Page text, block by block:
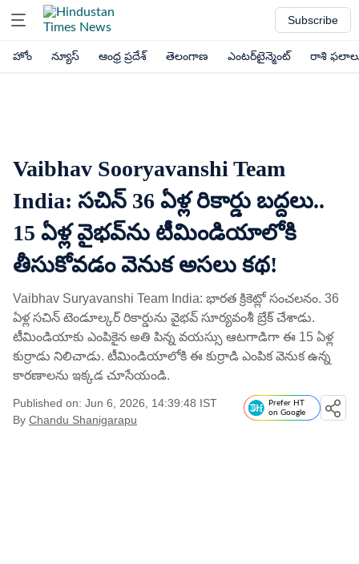
Subscribe
హోం న్యూస్ ఆంధ్ర ప్రదేశ్ తెలంగాణ ఎంటర్‌టైన్మెంట్ రాశి
Vaibhav Sooryavanshi Team
India: సచిన్ 36 ఏళ్ల రికార్డు బద్దలు..
15 ఏళ్ల వైభవ్‌ను టీమిండియాలోకి
తీసుకోవడం వెనుక అసలు కథ!
Vaibhav Suryavanshi Team India: భారత క్రికెట్లో సంచలనం. 36
ఏళ్ల సచిన్ టెండూల్కర్ రికార్డును వైభవ్ సూర్యవంశీ బ్రేక్ చేశాడు.
టీమిండియాకు ఎంపికైన అతి పిన్న వయస్సు ఆటగాడిగా ఈ 15 ఏళ్ల
కుర్రాడు నిలిచాడు. టీమిండియాలోకి ఈ కుర్రాడి ఎంపిక వెనుక ఉన్న
కారణాలను ఇక్కడ చూసేయండి.
Published on: Jun 6, 2026, 14:39:48 IST
By Chandu Shanigarapu
Prefer HT
on Google